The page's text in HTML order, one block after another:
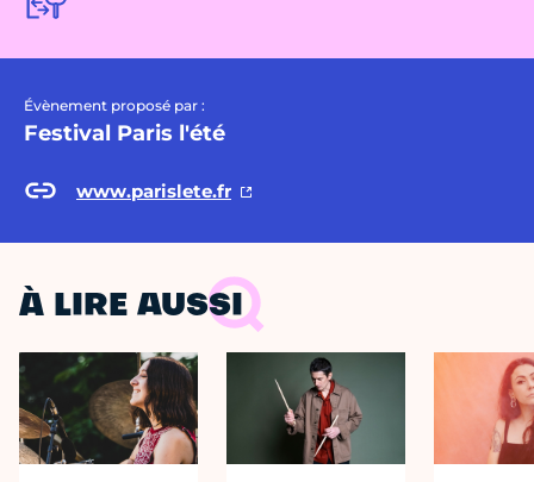
Évènement proposé par :
Festival Paris l'été
www.parislete.fr
À LIRE AUSSI